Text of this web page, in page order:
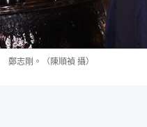
鄭志剛。（陳順禎 攝）